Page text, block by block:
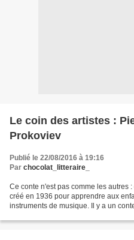
Le coin des artistes :
Prokoviev
Publié le 22/08/2016 à 19:16
Par chocolat_litteraire_
Ce conte n'est pas comme les autres
créé en 1936 pour apprendre aux
instruments de musique. Il y a un